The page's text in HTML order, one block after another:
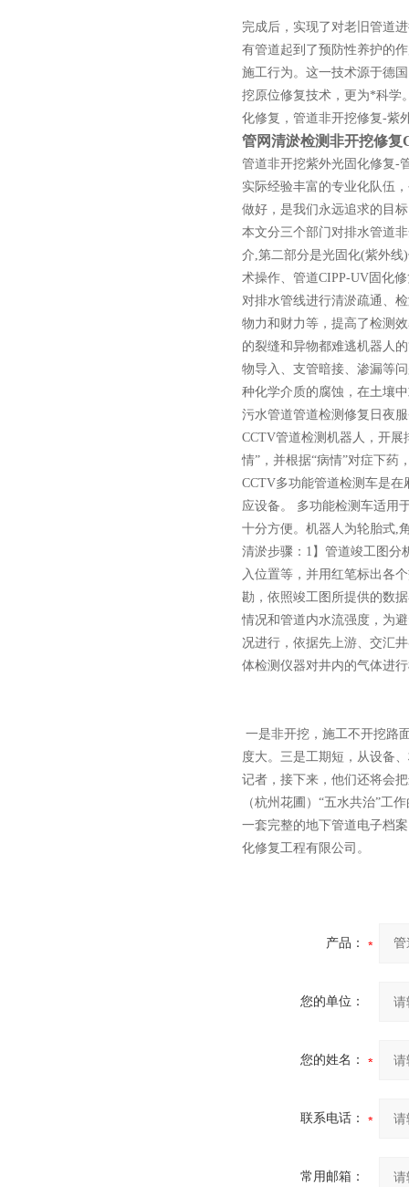
完成后，实现了对老旧管道
有管道起到了预防性养护的
施工行为。这一技术源于德
挖原位修复技术，更为*科学
化修复，管道非开挖修复-紫
管网清淤检测非开挖修
管道非开挖紫外光固化修复-
实际经验丰富的专业化队伍
做好，是我们永远追求的目
本文分三个部门对排水管道
介,第二部分是光固化(紫外
术操作、管道CIPP-UV固化
对排水管线进行清淤疏通、
物力和财力等，提高了检测
的裂缝和异物都难逃机器人
物导入、支管暗接、渗漏等
种化学介质的腐蚀，在土壤
污水管道管道检测修复日夜
CCTV管道检测机器人，开
情”，并根据“病情”对症下药
CCTV多功能管道检测车是
应设备。 多功能检测车适用
十分方便。机器人为轮胎式,
清淤步骤：1】管道竣工图分
入位置等，并用红笔标出各
勘，依照竣工图所提供的数
情况和管道内水流强度，为
况进行，依据先上游、交汇
体检测仪器对井内的气体进
一是非开挖，施工不开挖路
度大。三是工期短，从设备
记者，接下来，他们还将会
（杭州花圃）“五水共治”工
一套完整的地下管道电子档
化修复工程有限公司。
产品：
您的单位：
您的姓名：
联系电话：
常用邮箱：